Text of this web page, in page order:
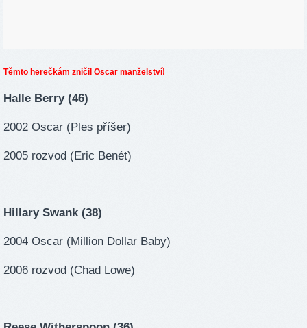
Těmto herečkám zničil Oscar manželství!
Halle Berry (46)
2002 Oscar (Ples příšer)
2005 rozvod (Eric Benét)
Hillary Swank (38)
2004 Oscar (Million Dollar Baby)
2006 rozvod (Chad Lowe)